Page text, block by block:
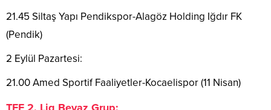
21.45 Siltaş Yapı Pendikspor-Alagöz Holding Iğdır FK
(Pendik)
2 Eylül Pazartesi:
21.00 Amed Sportif Faaliyetler-Kocaelispor (11 Nisan)